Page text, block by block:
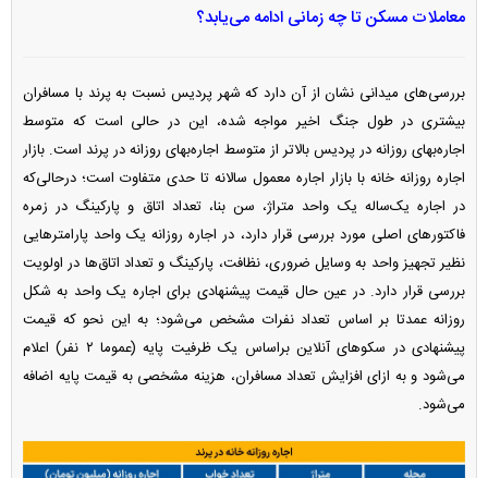
معاملات مسکن تا چه زمانی ادامه می‌یابد؟
بررسی‌های میدانی نشان از آن دارد که شهر پردیس نسبت به پرند با مسافران
بیشتری در طول جنگ اخیر مواجه شده، این در حالی است که متوسط
اجاره‌بهای روزانه در پردیس بالاتر از متوسط اجاره‌بهای روزانه در پرند است. بازار
اجاره روزانه خانه با بازار اجاره معمول سالانه تا حدی متفاوت است؛ درحالی‌که
در اجاره یک‌ساله یک واحد متراژ، سن بنا، تعداد اتاق و پارکینگ در زمره
فاکتور‌های اصلی مورد بررسی قرار دارد، در اجاره روزانه یک واحد پارامتر‌هایی
نظیر تجهیز واحد به وسایل ضروری، نظافت، پارکینگ و تعداد اتاق‌ها در اولویت
بررسی قرار دارد. در عین حال قیمت پیشنهادی برای اجاره یک واحد به شکل
روزانه عمدتا بر اساس تعداد نفرات مشخص می‌شود؛ به این نحو که قیمت
پیشنهادی در سکو‌های آنلاین براساس یک ظرفیت پایه (عموما ۲ نفر) اعلام
می‌شود و به ازای افزایش تعداد مسافران، هزینه مشخصی به قیمت پایه اضافه
می‌شود.